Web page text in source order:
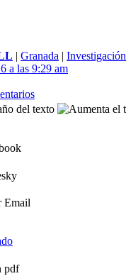
| Granada | Investigación
a las 9:29 am